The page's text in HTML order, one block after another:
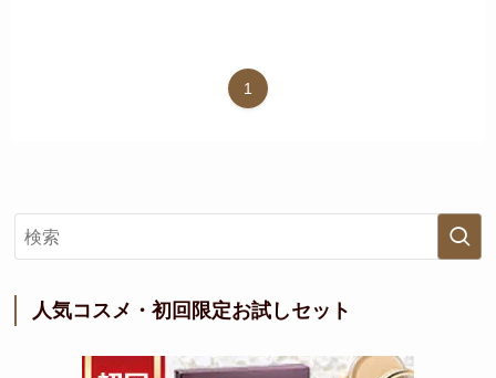
1
人気コスメ・初回限定お試しセット